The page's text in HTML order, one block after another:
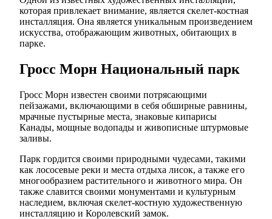
которая привлекает внимание, является скелет-костная
инсталляция. Она является уникальным произведением
искусства, отображающим животных, обитающих в
парке.
Гросс Морн Национальный парк
Гросс Морн известен своими потрясающими
пейзажами, включающими в себя обширные равнины,
мрачные пустырные места, знаковые кипарисы
Канады, мощные водопады и живописные штурмовые
заливы.
Парк гордится своими природными чудесами, такими
как лососевые реки и места отдыха лисок, а также его
многообразием растительного и животного мира. Он
также славится своими монументами и культурным
наследием, включая скелет-костную художественную
инсталляцию и Королевский замок.